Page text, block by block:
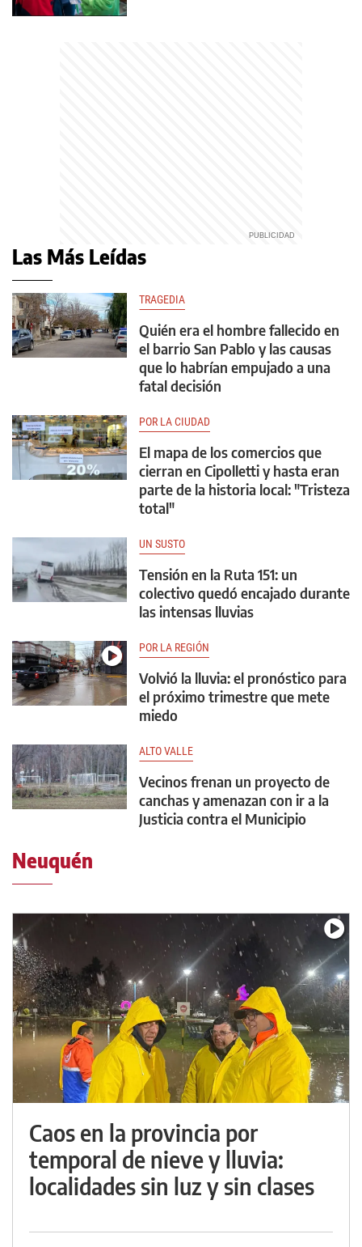
Las Más Leídas
TRAGEDIA
Quién era el hombre fallecido en
el barrio San Pablo y las causas
que lo habrían empujado a una
fatal decisión
POR LA CIUDAD
El mapa de los comercios que
cierran en Cipolletti y hasta eran
parte de la historia local: "Tristeza
total"
UN SUSTO
Tensión en la Ruta 151: un
colectivo quedó encajado durante
las intensas lluvias
POR LA REGIÓN
Volvió la lluvia: el pronóstico para
el próximo trimestre que mete
miedo
ALTO VALLE
Vecinos frenan un proyecto de
canchas y amenazan con ir a la
Justicia contra el Municipio
Neuquén
Caos en la provincia por
temporal de nieve y lluvia:
localidades sin luz y sin clases